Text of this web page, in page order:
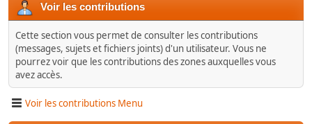
Voir les contributions
Cette section vous permet de consulter les contributions
(messages, sujets et fichiers joints) d'un utilisateur. Vous ne
pourrez voir que les contributions des zones auxquelles vous
avez accès.
Voir les contributions Menu